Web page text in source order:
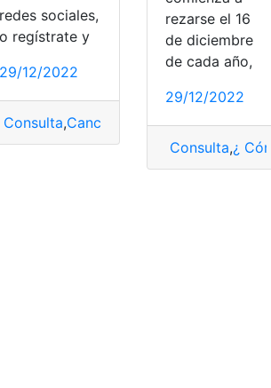
Cartas de Navidad para novios
Novena de Navidad
redes sociales,
o regístrate y
29/12/2022
Consulta,Canción de posadas
rezarse el 16
de diciembre
de cada año,
29/12/2022
Consulta,¿